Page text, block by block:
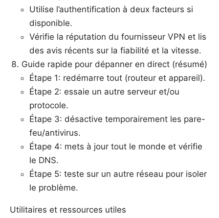
Utilise l’authentification à deux facteurs si
disponible.
Vérifie la réputation du fournisseur VPN et lis
des avis récents sur la fiabilité et la vitesse.
Guide rapide pour dépanner en direct (résumé)
Étape 1: redémarre tout (routeur et appareil).
Étape 2: essaie un autre serveur et/ou
protocole.
Étape 3: désactive temporairement les pare-
feu/antivirus.
Étape 4: mets à jour tout le monde et vérifie
le DNS.
Étape 5: teste sur un autre réseau pour isoler
le problème.
Utilitaires et ressources utiles